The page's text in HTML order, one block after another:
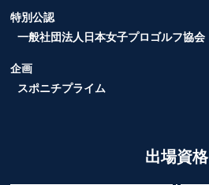
特別公認
一般社団法人日本女子プロゴルフ協会
企画
スポニチプライム
出場資格